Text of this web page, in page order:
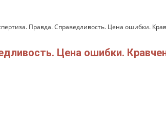
Правда. Справедливость. Цена ошибки.
Цена ошибки.